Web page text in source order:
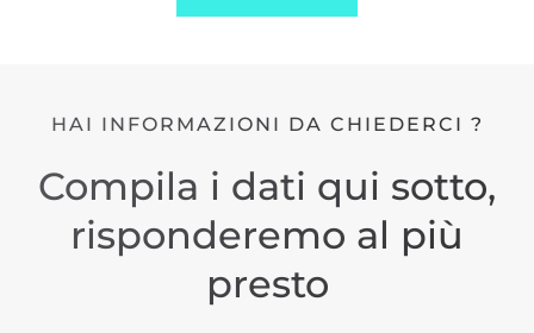
HAI INFORMAZIONI DA CHIEDERCI ?
Compila i dati qui sotto,
risponderemo al più
presto